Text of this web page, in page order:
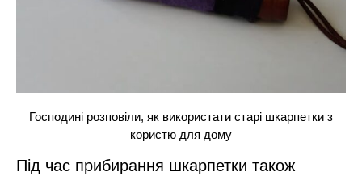
Господині розповіли, як використати старі шкарпетки з
користю для дому
Під час прибирання шкарпетки також